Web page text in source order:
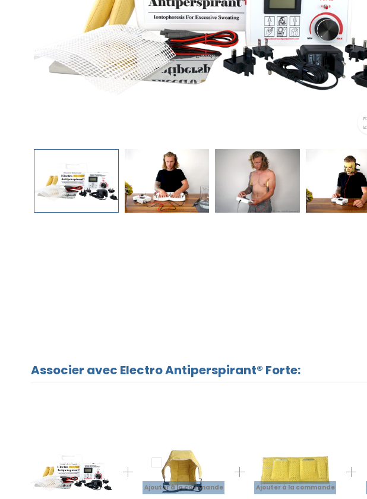
Associer avec Electro Antiperspirant® Forte:
Ajouter à la commande Ajouter à la commande